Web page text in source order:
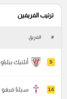
ترتيب الفريفين
# الفريق
5 أتلتيك بيلباو
14 سيلتا فيغو